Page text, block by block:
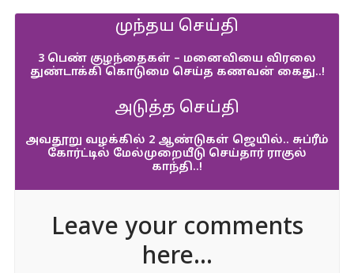
முந்தய செய்தி
3 பெண் குழந்தைகள் – மனைவியை விரலை
துண்டாக்கி கொடுமை செய்த கணவன் கைது..!
அடுத்த செய்தி
அவதூறு வழக்கில் 2 ஆண்டுகள் ஜெயில்.. சுப்ரீம்
கோர்ட்டில் மேல்முறையீடு செய்தார் ராகுல்
காந்தி..!
Leave your comments
here...